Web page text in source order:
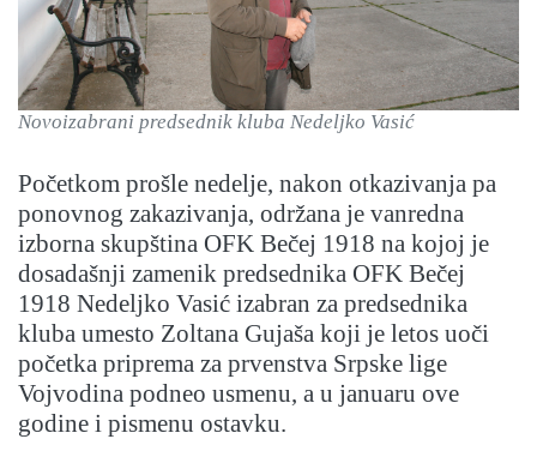
Novoizabrani predsednik kluba Nedeljko Vasić
Početkom prošle nedelje, nakon otkazivanja pa
ponovnog zakazivanja, održana je vanredna
izborna skupština OFK Bečej 1918 na kojoj je
dosadašnji zamenik predsednika OFK Bečej
1918 Nedeljko Vasić izabran za predsednika
kluba umesto Zoltana Gujaša koji je letos uoči
početka priprema za prvenstva Srpske lige
Vojvodina podneo usmenu, a u januaru ove
godine i pismenu ostavku.